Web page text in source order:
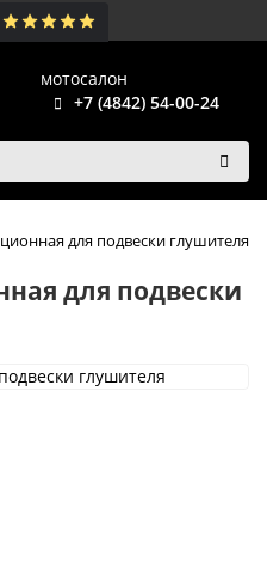
мотосалон
+7 (4842) 54-00-24
для подвески глушителя
для подвески